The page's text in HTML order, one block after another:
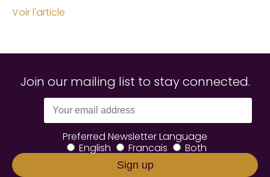
Voir l'article
Join our mailing list to stay connected.
Preferred Newsletter Language
English
Francais Both